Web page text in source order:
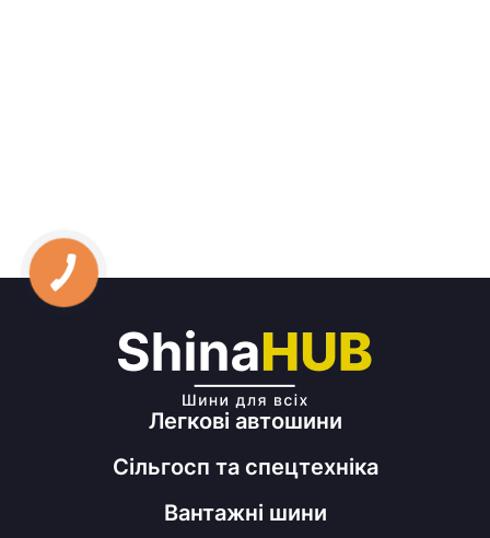
Легкові автошини
Сільгосп та спецтехніка
Вантажні шини